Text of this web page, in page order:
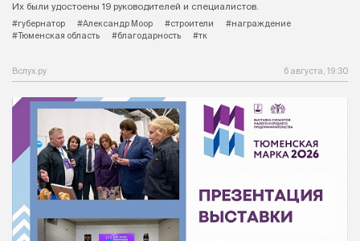
Их были удостоены 19 руководителей и специалистов.
#губернатор
#Александр Моор #строители
#награждение
#Тюменская область
#благодарность #тк
Вслух.ру 6 августа, 19:30